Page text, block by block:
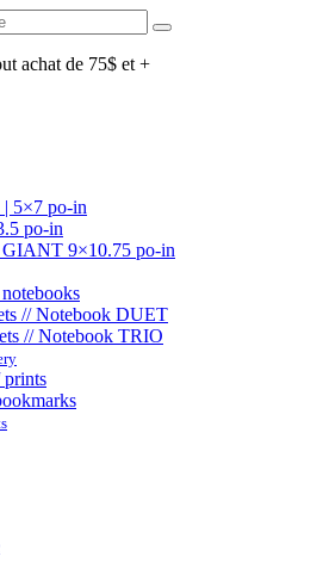
achat de 75$ et +
5×7 po-in
po-in
9×10.75 po-in
// Notebook DUET
// Notebook TRIO